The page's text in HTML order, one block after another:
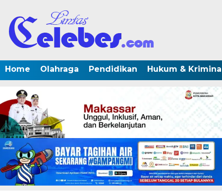
Home Olahraga Pendidikan Hukum &